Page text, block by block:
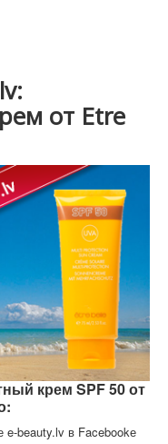
от Etre
крем SPF 50 от
e-beauty.lv в Facebookе